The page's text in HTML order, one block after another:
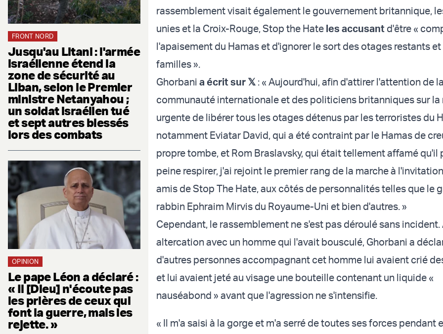
FRONT NORD
Jusqu'au Litani : l'armée
israélienne étend la
zone de sécurité au
Liban, selon le Premier
ministre Netanyahou ;
un soldat israélien tué
et sept autres blessés
lors des combats
OPINION
Le pape Léon a déclaré :
« Il [Dieu] n'écoute pas
les prières de ceux qui
font la guerre, mais les
rejette. »
rassemblement visait également le gouvernement britannique,
unies et la Croix-Rouge, Stop the Hate les accusant d'être «
l'apaisement du Hamas et d'ignorer le sort des otages restants
familles ».
Ghorbani a écrit sur 𝕏 : « Aujourd'hui, afin d'attirer l'attention de la
communauté internationale et des politiciens britanniques sur la
urgente de libérer tous les otages détenus par les terroristes du
notamment Eviatar David, qui a été contraint par le Hamas de
propre tombe, et Rom Braslavsky, qui était tellement affamé qu'il
peine respirer, j'ai rejoint le premier rang de la marche à
amis de Stop The Hate, aux côtés de personnalités telles que le
rabbin Ephraim Mirvis du Royaume-Uni et bien d'autres. »
Cependant, le rassemblement ne s'est pas déroulé sans incident.
altercation avec un homme qui l'avait bousculé, Ghorbani a
d'autres personnes accompagnant cet homme lui avaient crié
et lui avaient jeté au visage une bouteille contenant un liquide «
nauséabond » avant que l'agression ne s'intensifie.
« Il m'a saisi à la gorge et m'a serré de toutes ses forces pendant